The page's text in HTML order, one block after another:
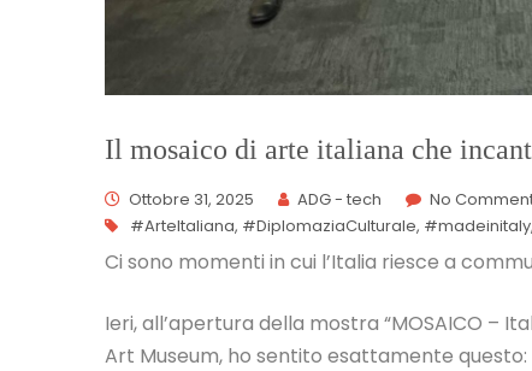
Il mosaico di arte italiana che
Ottobre 31, 2025 ADG - tech No
#ArteItaliana, #DiplomaziaCulturale, #madeinitaly,
Ci sono momenti in cui l’Italia riesce a
Ieri, all’apertura della mostra “MOSAICO –
Art Museum, ho sentito esattamente